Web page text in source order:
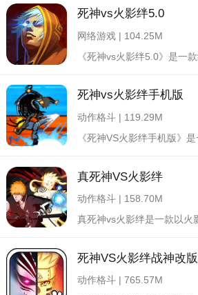
死神vs火影绊5.0
网络游戏 | 104.25M
死神vs火影绊手机版
动作格斗 | 119.29M
真死神VS火影绊
动作格斗 | 158.70M
死神VS火影绊战神改版
动作格斗 | 765.57M